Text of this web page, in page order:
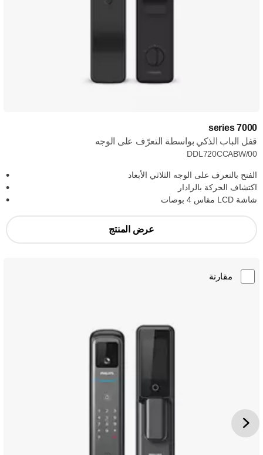
7000 series
قفل الباب الذكي بواسطة التعرّف على الوجه
DDL720CCABW/00
الفتح بالتعرف على الوجه الثلاثي الأبعاد
اكتشاف الحركة بالرادار
شاشة LCD مقاس 4 بوصات
عرض المنتج
مقارنة